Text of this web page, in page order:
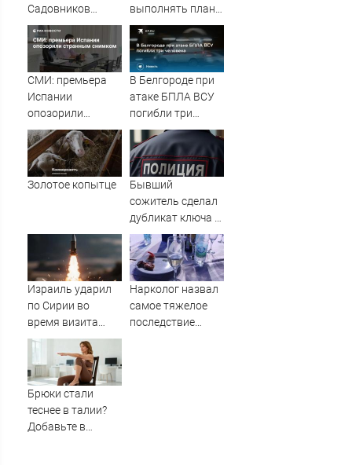
Садовников
пропал на Волге
во время шторма
выполнять план
Совета мира по
Газе
СМИ: премьера
Испании
опозорили
странным
снимком
В Белгороде при
атаке БПЛА ВСУ
погибли три
человека
Золотое копытце
Бывший
сожитель сделал
дубликат ключа и
обокрал уфимку
Израиль ударил
по Сирии во
время визита
главы МИД
Турции
Нарколог назвал
самое тяжелое
последствие
Брюки стали
теснее в талии?
Добавьте в